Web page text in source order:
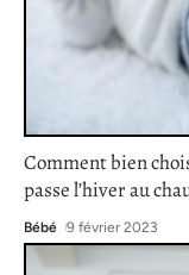
Comment bien
passe l’hiver au
Bébé 9 février 2023